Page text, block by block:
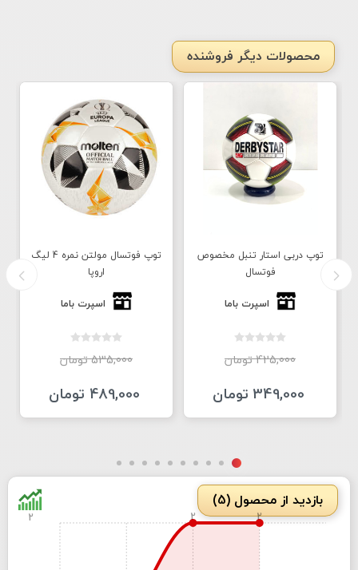
محصولات دیگر فروشنده
توپ دربی استار تنبل مخصوص
فوتسال
اسپرت باما
425,000 تومان
349,000 تومان
توپ فوتسال مولتن نمره 4 لیگ
اروپا
اسپرت باما
535,000 تومان
489,000 تومان
بازدید از محصول (5)
2 2
2